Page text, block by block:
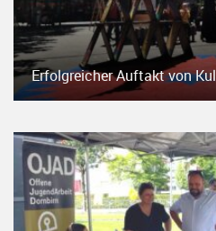
Erfolgreicher Auftakt von